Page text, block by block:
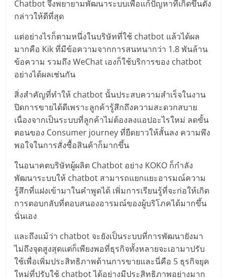
แฟ
รน
ไชส์
ขาย
หน้า
บ้าน
ลงทุน
น้อย
คืน
Chatbot จึงพยายามพัฒนาระบบเพื่อแก้ปัญหาที่เกิดขึ้นดัง
กล่าวให้ดีที่สุด
แต่อย่างไรก็ตามหนึ่งในบริษัทที่ใช้ chatbot แล้วได้ผล
มากคือ Kik ที่มีข้อความจากการสนทนากว่า 1.8 พันล้าน
ข้อความ รวมถึง WeChat เองก็ใช้บริการของ chatbot
อย่างได้ผลเช่นกัน
สิ่งสำคัญที่ทำให้ chatbot นั้นประสบความสำเร็จในงาน
ปิดการขายได้ดีเพราะลูกค้ารู้สึกถึงความสะดวกสบาย
เนื่องจากเป็นระบบที่ลูกค้าไม่ต้องลงแอปอะไรใหม่ ลดขั้น
ตอนของ Consumer journey ที่ยืดยาวให้สั้นลง ความพึง
พอใจในการสั่งซื้อสินค้าก็มากขึ้น
ในอนาคตบริษัทผู้ผลิต Chatbot อย่าง KOKO ก็กำลัง
พัฒนาระบบให้ chatbot สามารถแยกแยะอารมณ์ความ
รู้สึกที่แฝงเข้ามาในคำพูดได้ เพิ่มการเรียนรู้ที่จะก่อให้เกิด
การตอบกลับที่ตอบสนองอารมณ์ของผู้บริโภคได้มากขึ้น
นั่นเอง
และถึงแม้ว่า chatbot จะยังเป็นระบบที่การพัฒนายังมา
ไม่ถึงจุดสูงสุดแต่ก็เพียงพอที่ธุรกิจทั้งหลายจะเอามาปรับ
ใช้เพื่อเพิ่มประสิทธิภาพด้านการขายและนี่คือ 5 ธุรกิจยุค
ใหม่ที่ปรับใช้ chatbot ได้อย่างมีประสิทธิภาพอย่างมาก